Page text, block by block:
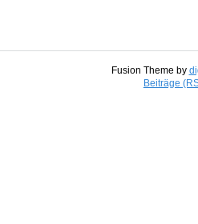
Fusion Theme by
Beiträge